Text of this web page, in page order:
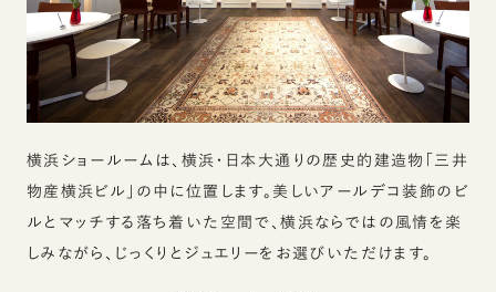
横浜ショールームは、横浜・日本大通りの歴史的建造物「三井
物産横浜ビル」の中に位置します。美しいアールデコ装飾のビ
ルとマッチする落ち着いた空間で、横浜ならではの風情を楽
しみながら、じっくりとジュエリーをお選びいただけます。